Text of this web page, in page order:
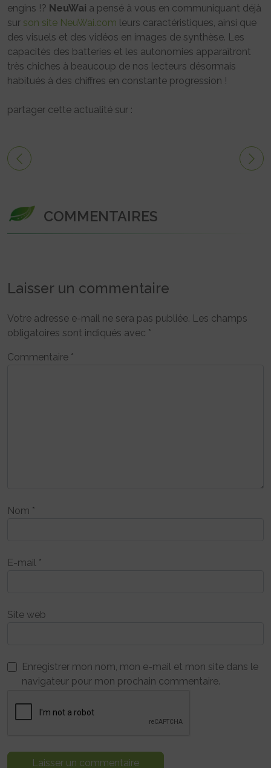
engins !? NeuWai a pensé à vous en communiquant déjà
sur son site NeuWai.com leurs caractéristiques, ainsi que
des visuels et des vidéos en images de synthèse. Les
capacités des batteries et les autonomies apparaîtront
très chiches à beaucoup de nos lecteurs désormais
habitués à des chiffres en constante progression !
partager cette actualité sur :
COMMENTAIRES
Laisser un commentaire
Votre adresse e-mail ne sera pas publiée. Les champs
obligatoires sont indiqués avec *
Commentaire *
Nom *
E-mail *
Site web
Enregistrer mon nom, mon e-mail et mon site dans le
navigateur pour mon prochain commentaire.